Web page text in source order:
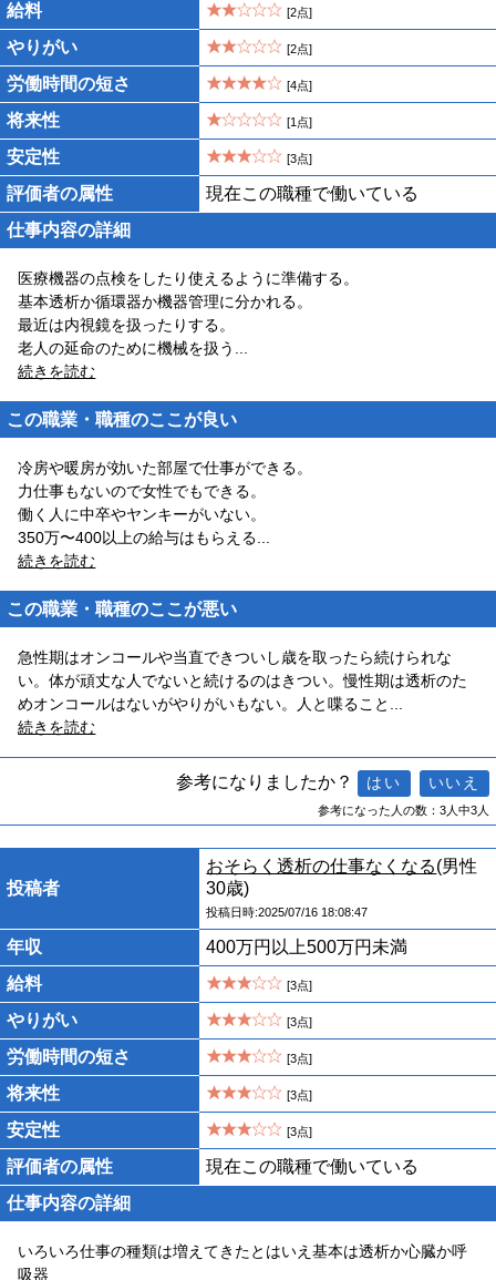
給料
[2点]
やりがい [2点]
労働時間の短さ [4点]
将来性 [1点]
安定性 [3点]
評価者の属性
現在この職種で働いている
仕事内容の詳細
医療機器の点検をしたり使えるように準備する。
基本透析か循環器か機器管理に分かれる。
最近は内視鏡を扱ったりする。
老人の延命のために機械を扱う
続きを読む
この職業・職種のここが良い
冷房や暖房が効いた部屋で仕事ができる。
力仕事もないので女性でもできる。
働く人に中卒やヤンキーがいない。
350万〜400以上の給与はもらえる
続きを読む
この職業・職種のここが悪い
急性期はオンコールや当直できついし歳を取ったら続けられな
い。体が頑丈な人でないと続けるのはきつい。慢性期は透析のた
めオンコールはないがやりがいもない。人と喋ること
続きを読む
参考になりましたか？
参考になった人の数：3人中3人
投稿者
おそらく透析の仕事なくなる(男性
30歳)
投稿日時:2025/07/16 18:08:47
年収
400万円以上500万円未満
給料
[3点]
やりがい [3点]
労働時間の短さ [3点]
将来性 [3点]
安定性 [3点]
評価者の属性
現在この職種で働いている
仕事内容の詳細
いろいろ仕事の種類は増えてきたとはいえ基本は透析か心臓か呼
吸器